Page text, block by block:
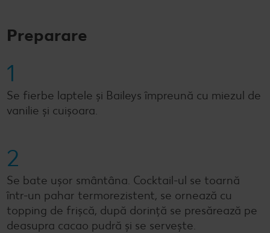
Preparare
1
Se fierbe laptele și Baileys împreună cu miezul de
vanilie și cuișoara.
2
Se bate ușor smântâna. Cocktail-ul se toarnă
într-un pahar termorezistent, se ornează cu
topping de frișcă, după dorință se presărează pe
deasupra cacao pudră și se servește.